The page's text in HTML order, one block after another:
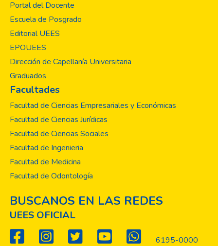
Portal del Docente
Escuela de Posgrado
Editorial UEES
EPOUEES
Dirección de Capellanía Universitaria
Graduados
Facultades
Facultad de Ciencias Empresariales y Económicas
Facultad de Ciencias Jurídicas
Facultad de Ciencias Sociales
Facultad de Ingenieria
Facultad de Medicina
Facultad de Odontología
BUSCANOS EN LAS REDES
UEES OFICIAL
6195-0000